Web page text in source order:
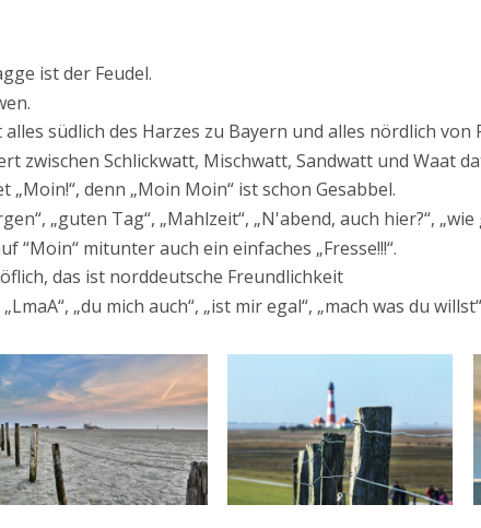
ist der Feudel.
südlich des Harzes zu Bayern und alles nördlich von
zwischen Schlickwatt, Mischwatt, Sandwatt und Waat
denn „Moin Moin“ ist schon Gesabbel.
„guten Tag“, „Mahlzeit“, „N'abend, auch hier?“, „wie
“Moin“ mitunter auch ein einfaches „Fresse!!!“.
das ist norddeutsche Freundlichkeit
„du mich auch“, „ist mir egal“, „mach was du